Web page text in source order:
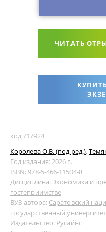
ЧИТАТЬ
код 717924
Королева О.В. (под ред.),
Год издания: 2026 г.
ISBN: 978-5-466-11504-8
Дисциплина: Экономика и
гостеприимстве
ВУЗ автора: Саратовский
государственный
Издательство: Русайнс